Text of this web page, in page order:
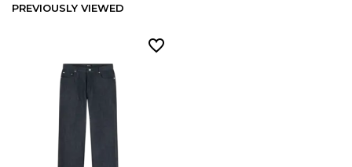
PREVIOUSLY VIEWED